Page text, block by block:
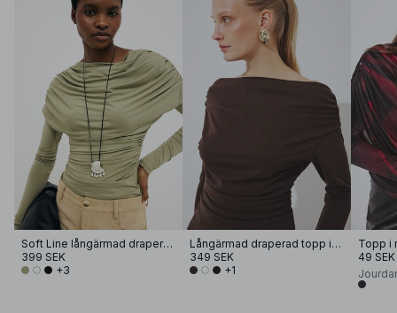
Soft Line långärmad draperad topp
399 SEK
+3
Långärmad draperad topp i jersey
349 SEK
+1
49 SEK